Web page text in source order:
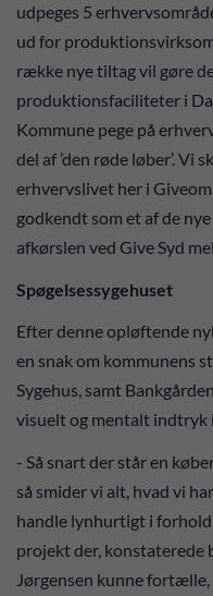
udpeges 5
ud for
række nye tiltag vil gøre
produktionsfaciliteter i
Kommune pege på
del af ’den røde løber’. Vi
erhvervslivet her i
godkendt som et af de
afkørslen ved Give Syd
Spøgelsessygehuset
Efter denne opløftende
en snak om kommunens
Sygehus, samt
visuelt og mentalt indtryk
- Så snart der står en
så smider vi alt, hvad vi
handle lynhurtigt i
projekt der, konstaterede
Jørgensen kunne